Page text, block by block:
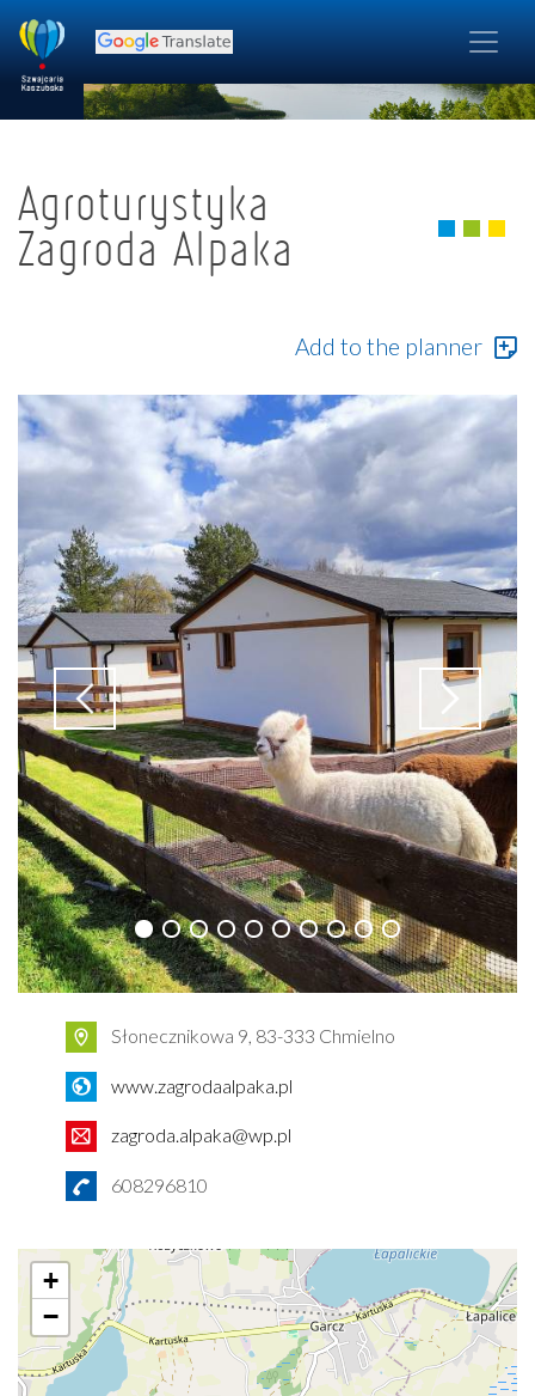
Agroturystyka
Zagroda Alpaka
Add to the planner
Słonecznikowa 9, 83-333 Chmielno
www.zagrodaalpaka.pl
zagroda.alpaka@wp.pl
608296810
+
−